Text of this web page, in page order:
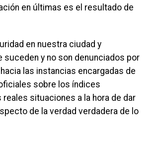
en últimas es el resultado de
en nuestra ciudad y
y no son denunciados por
las instancias encargadas de
sobre los índices
situaciones a la hora de dar
de la verdad verdadera de lo